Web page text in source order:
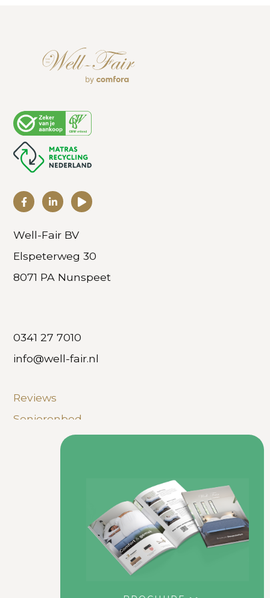
Well-Fair BV
Elspeterweg 30
8071 PA Nunspeet
0341 27 7010
info@well-fair.nl
Reviews
Seniorenbed
Hoog laag boxspring